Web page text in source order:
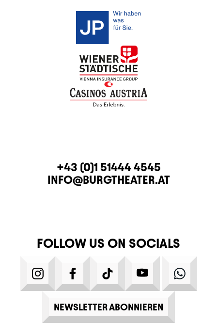
CONTACTTELEPHONE
+43 (0)1 51444 4545
E-MAIL
INFO@BURGTHEATER.AT
FOLLOW US ON SOCIALS
INSTAGRAMFACEBOOKTIKTOK YOUTUBE
NEWSLETTER ABONNIEREN